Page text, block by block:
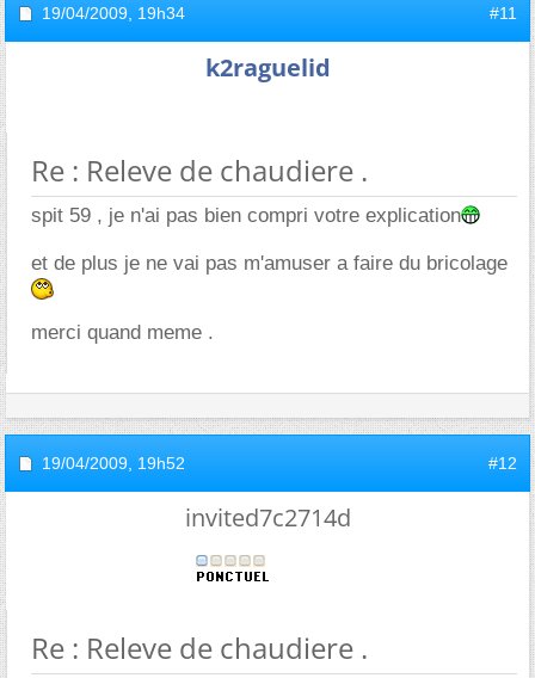
19/04/2009, 19h34 #11
k2raguelid
Re : Releve de chaudiere .
spit 59 , je n'ai pas bien compri votre explication
et de plus je ne vai pas m'amuser a faire du bricolage
merci quand meme .
19/04/2009, 19h52 #12
invited7c2714d
Re : Releve de chaudiere .